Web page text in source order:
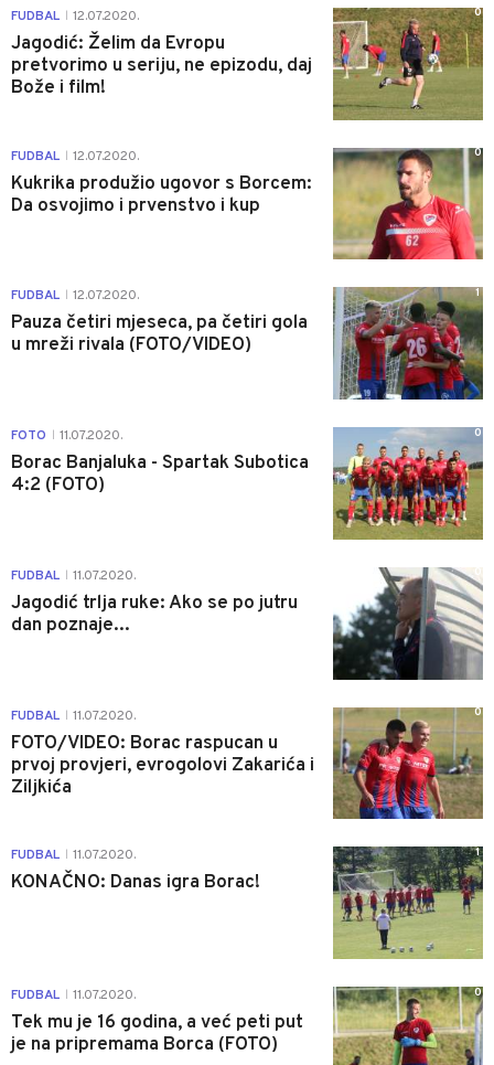
FUDBAL 12.07.2020.
Jagodić: Želim da Evropu
pretvorimo u seriju, ne epizodu, daj
Bože i film!
0
FUDBAL 12.07.2020.
Kukrika produžio ugovor s Borcem:
Da osvojimo i prvenstvo i kup
0
FUDBAL 12.07.2020.
Pauza četiri mjeseca, pa četiri gola
u mreži rivala (FOTO/VIDEO)
1
FOTO 11.07.2020.
Borac Banjaluka - Spartak Subotica
4:2 (FOTO)
0
FUDBAL 11.07.2020.
Jagodić trlja ruke: Ako se po jutru
dan poznaje...
FUDBAL 11.07.2020.
FOTO/VIDEO: Borac raspucan u
prvoj provjeri, evrogolovi Zakarića i
Ziljkića
0
FUDBAL 11.07.2020.
KONAČNO: Danas igra Borac!
1
FUDBAL 11.07.2020.
Tek mu je 16 godina, a već peti put
je na pripremama Borca (FOTO)
0